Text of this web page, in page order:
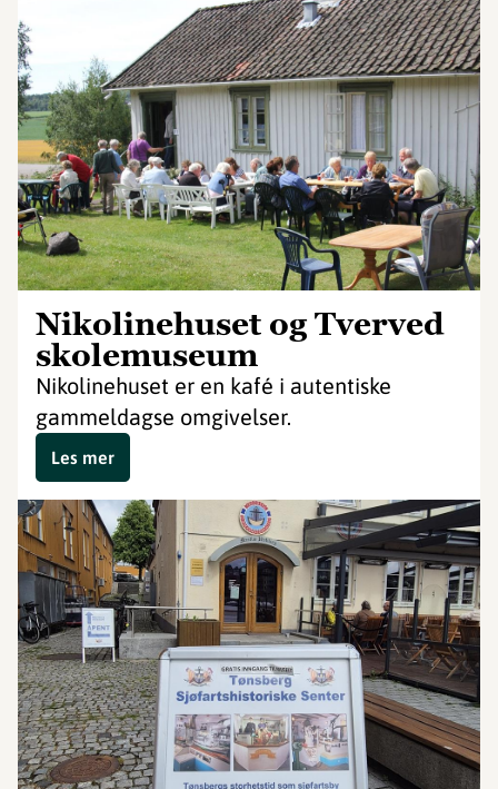
Nikolinehuset og Tverved
skolemuseum
Nikolinehuset er en kafé i autentiske
gammeldagse omgivelser.
Les mer